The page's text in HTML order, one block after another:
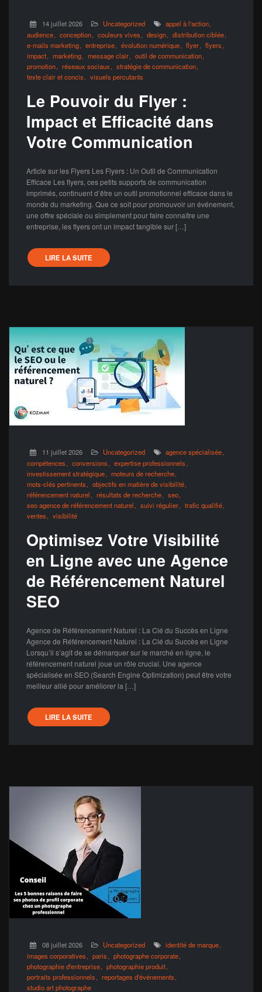
14 juillet 2026 Uncategorized
appel à l'action
audience
conception couleurs vives design
distribution ciblée
e-mails marketing
entreprise évolution numérique flyer
flyers
impact
marketing message clair
outil de communication
promotion
réseaux sociaux
stratégie de communication
texte clair et concis
visuels percutants
Le Pouvoir du Flyer :
Impact et Efficacité dans
Votre Communication
Article sur les Flyers Les Flyers : Un Outil de Communication
Efficace Les flyers, ces petits supports de communication
imprimés, continuent d’être un outil promotionnel efficace dans le
monde du marketing. Que ce soit pour promouvoir un événement,
une offre spéciale ou simplement pour faire connaître une
entreprise, les flyers ont un impact tangible sur […]
LIRE LA SUITE
11 juillet 2026 Uncategorized
agence spécialisée
compétences
conversions
expertise professionnels
investissement stratégique
moteurs de recherche
mots-clés pertinents
objectifs en matière de visibilité
référencement naturel
résultats de recherche
seo
seo agence de référencement naturel
suivi régulier
trafic qualifié
ventes
visibilité
Optimisez Votre Visibilité
en Ligne avec une Agence
de Référencement Naturel
SEO
Agence de Référencement Naturel : La Clé du Succès en Ligne
Agence de Référencement Naturel : La Clé du Succès en Ligne
Lorsqu’il s’agit de se démarquer sur le marché en ligne, le
référencement naturel joue un rôle crucial. Une agence
spécialisée en SEO (Search Engine Optimization) peut être votre
meilleur allié pour améliorer la […]
LIRE LA SUITE
08 juillet 2026 Uncategorized
identité de marque
images corporatives
paris
photographe corporate
photographie d'entreprise
photographie produit
portraits professionnels
reportages d'événements
studio art photographe